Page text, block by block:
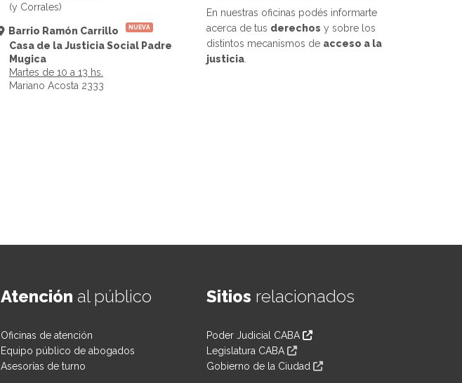
(y Corrales)
Barrio Ramón Carrillo NUEVA
Casa de la Justicia Social Padre
Mugica
Martes de 10 a 13 hs.
Mariano Acosta 2333
En nuestras oficinas podés informarte
acerca de tus derechos y sobre los
distintos mecanismos de acceso a la
justicia.
Atención al público
Oficinas de atención
Equipo público de abogados
Asesorías de turno
Sitios relacionados
Poder Judicial CABA
Legislatura CABA
Gobierno de la Ciudad